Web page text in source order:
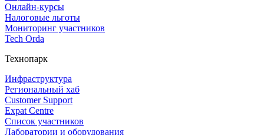
Онлайн‑курсы
Налоговые льготы
Мониторинг участников
Tech Orda
Технопарк
Инфраструктура
Региональный хаб
Customer Support
Expat Centre
Список участников
Лаборатории и оборудования